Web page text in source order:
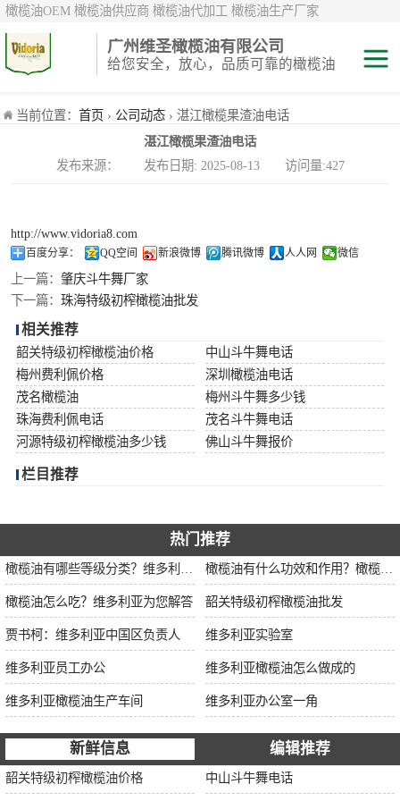
橄榄油OEM 橄榄油供应商 橄榄油代加工 橄榄油生产厂家
广州维圣橄榄油有限公司
给您安全，放心，品质可靠的橄榄油
当前位置： 首页 › 公司动态 › 湛江橄榄果渣油电话
湛江橄榄果渣油电话
发布来源： 发布日期: 2025-08-13 访问量:427
http://www.vidoria8.com
百度分享： QQ空间 新浪微博 腾讯微博 人人网 微信
上一篇： 肇庆斗牛舞厂家
下一篇： 珠海特级初榨橄榄油批发
相关推荐
韶关特级初榨橄榄油价格
中山斗牛舞电话
梅州费利佩价格
深圳橄榄油电话
茂名橄榄油
梅州斗牛舞多少钱
珠海费利佩电话
茂名斗牛舞电话
河源特级初榨橄榄油多少钱
佛山斗牛舞报价
栏目推荐
热门推荐
橄榄油怎么吃？维多利亚为您解答 韶关特级初榨橄榄油批发
贾书柯：维多利亚中国区负责人 维多利亚实验室
维多利亚员工办公 维多利亚橄榄油怎么做成的
维多利亚橄榄油生产车间 维多利亚办公室一角
新鲜信息 编辑推荐
韶关特级初榨橄榄油价格 中山斗牛舞电话
特级初榨橄榄油
纯正/ 混合/ 精炼
中国橄榄油现货
斗牛舞
费利佩